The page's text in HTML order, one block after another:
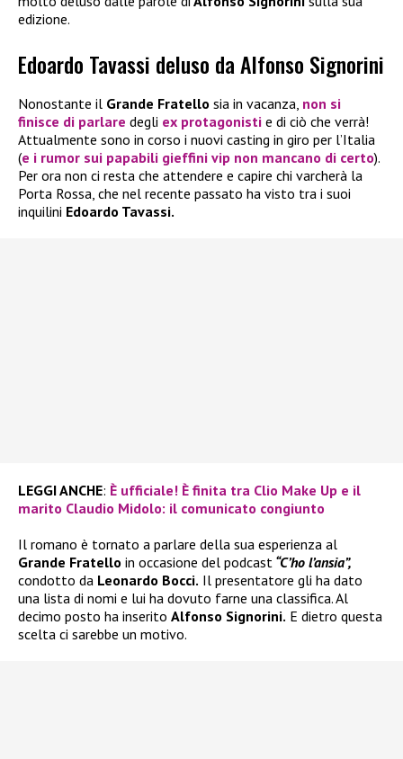
edizione.
Edoardo Tavassi deluso da Alfonso Signorini
Nonostante il Grande Fratello sia in vacanza, non si
finisce di parlare degli ex protagonisti e di ciò che verrà!
Attualmente sono in corso i nuovi casting in giro per l’Italia
(e i rumor sui papabili gieffini vip non mancano di certo).
Per ora non ci resta che attendere e capire chi varcherà la
Porta Rossa, che nel recente passato ha visto tra i suoi
inquilini Edoardo Tavassi.
LEGGI ANCHE: È ufficiale! È finita tra Clio Make Up e il
marito Claudio Midolo: il comunicato congiunto
Il romano è tornato a parlare della sua esperienza al
Grande Fratello in occasione del podcast “C’ho l’ansia”,
condotto da Leonardo Bocci. Il presentatore gli ha dato
una lista di nomi e lui ha dovuto farne una classifica. Al
decimo posto ha inserito Alfonso Signorini. E dietro questa
scelta ci sarebbe un motivo.